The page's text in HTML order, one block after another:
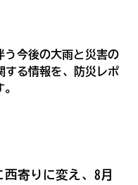
う今後の大雨と災害の
する情報を、防災レポ
寄りに変え、8月